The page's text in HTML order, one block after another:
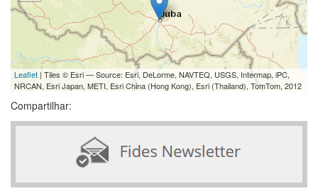
Leaflet | Tiles © Esri — Source: Esri, DeLorme, NAVTEQ, USGS, Intermap, iPC,
NRCAN, Esri Japan, METI, Esri China (Hong Kong), Esri (Thailand), TomTom, 2012
Compartilhar: